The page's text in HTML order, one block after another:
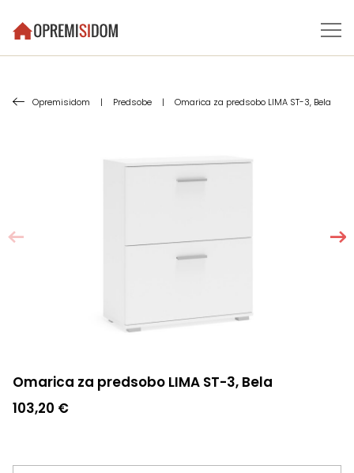
Opremisidom | Predsobe | Omarica za predsobo LIMA ST-3, Bela
Omarica za predsobo LIMA ST-3, Bela
103,20 €